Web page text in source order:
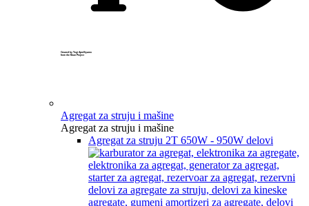
Created by Yogi Aprelliyanto
from the Noun Project
Agregat za struju i mašine
Agregat za struju i mašine
Agregat za struju 2T 650W - 950W delovi